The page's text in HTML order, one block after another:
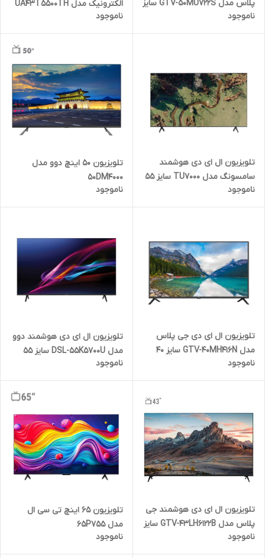
پلاس مدل GTV-50MU722S سایز
50 اینچ
ناموجود
الکترونیک مدل UA43T5500TH
سایز ۴۳ اینچ
ناموجود
تلویزیون ال ای دی هوشمند
سامسونگ مدل TU7000 سایز 55
اینچ
ناموجود
تلویزیون 50 اینچ دوو مدل
50DM4000
ناموجود
تلویزیون ال ای دی جی پلاس
مدل GTV-40MH416N سایز 40
اینچ
ناموجود
تلویزیون ال ای دی هوشمند دوو
مدل DSL-55K5700U سایز 55
اینچ
ناموجود
تلویزیون ال ای دی هوشمند جی
پلاس مدل GTV-43LH6122B سایز
43 اینچ
ناموجود
تلویزیون 65 اینچ تی سی ال
مدل 65P755
ناموجود